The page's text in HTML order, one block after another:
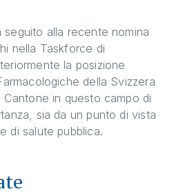
alla recente nomina
nella Taskforce di
la posizione
della Svizzera
Cantone in questo campo di
sia da un punto di vista
di salute pubblica.